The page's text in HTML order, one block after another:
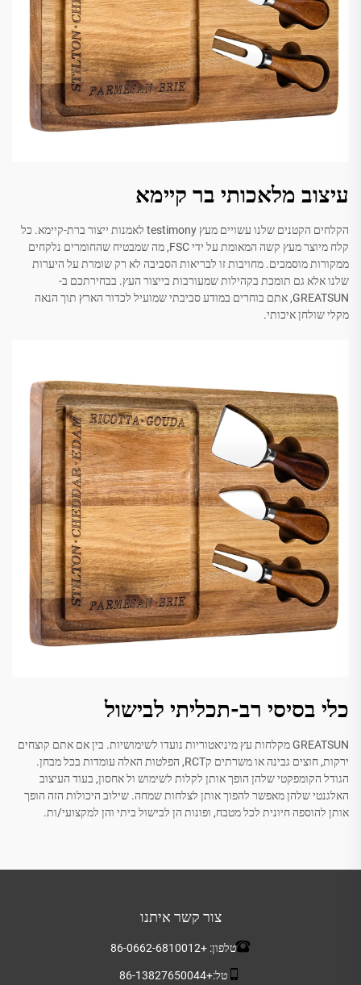
עיצוב מלאכותי בר קיימא
הקלחים הקטנים שלנו עשויים מעץ testimony לאמנות ייצור ברת-קיימא. כל
קלח מיוצר מעץ קשה המאומת על ידי FSC, מה שמבטיח שהחומרים נלקחים
ממקורות מוסמכים. מחויבות זו לבריאות הסביבה לא רק שומרת על היערות
שלנו אלא גם תומכת בקהילות שמעורבות בייצור העץ. בבחירתכם ב-
GREATSUN, אתם בוחרים במודע סביבתי שמועיל לכדור הארץ תוך הנאה
מקלי שולחן איכותי.
כלי בסיסי רב-תכליתי לבישול
GREATSUN מקלחות עץ מיניאטוריות נועדו לשימושיות. בין אם אתם קוצחים
ירקות, חוצים גבינה או משרתים קRCT, הפלטות האלה עומדות בכל מבחן.
הגודל הקומפקטי שלהן הופך אותן לקלות לשימוש ול אחסון, בעוד העיצוב
האלגנטי שלהן מאפשר להפוך אותן לצלחות שמחה. שילוב היכולות הזה הופך
אותן להוספה חיונית לכל מטבח, ופונות הן לבישול ביתי והן למקצועי/ות.
צור קשר איתנו
טלפון: +86-0662-6810012
טל:+86-13827650044